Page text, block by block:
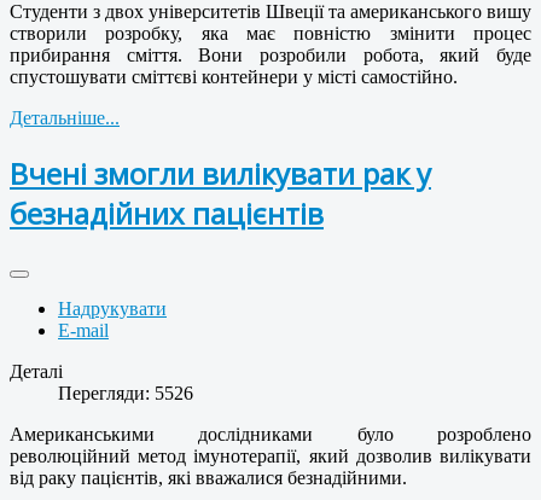
Студенти з двох університетів Швеції та американського вишу
створили розробку, яка має повністю змінити процес
прибирання сміття. Вони розробили робота, який буде
спустошувати сміттєві контейнери у місті самостійно.
Детальніше...
Вчені змогли вилікувати рак у
безнадійних пацієнтів
Надрукувати
E-mail
Деталі
Перегляди: 5526
Американськими дослідниками було розроблено
революційний метод імунотерапії, який дозволив вилікувати
від раку пацієнтів, які вважалися безнадійними.